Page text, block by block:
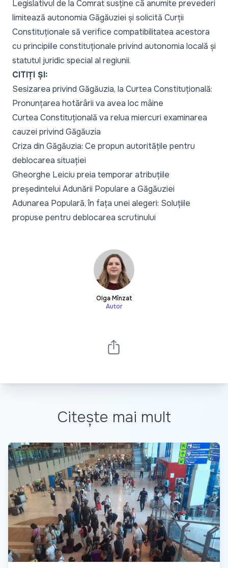
Legislativul de la Comrat susține că anumite prevederi
limitează autonomia Găgăuziei și solicită Curții
Constituționale să verifice compatibilitatea acestora
cu principiile constituționale privind autonomia locală și
statutul juridic special al regiunii.
CITIȚI ȘI:
Sesizarea privind Găgăuzia, la Curtea Constituțională:
Pronunțarea hotărârii va avea loc mâine
Curtea Constituțională va relua miercuri examinarea
cauzei privind Găgăuzia
Criza din Găgăuzia: Ce propun autoritățile pentru
deblocarea situației
Gheorghe Leiciu preia temporar atribuțiile
președintelui Adunării Populare a Găgăuziei
Adunarea Populară, în fața unei alegeri: Soluțiile
propuse pentru deblocarea scrutinului
Olga Mînzat
Autor
Citește mai mult